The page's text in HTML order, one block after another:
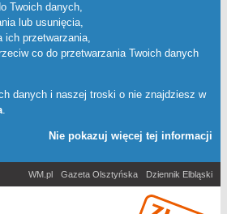
Twoich danych,
lub usunięcia,
ich przetwarzania,
co do przetwarzania Twoich danych
danych i naszej troski o nie znajdziesz w
.
Nie pokazuj więcej tej informacji
Dziennik Elbląski
Gazeta Olsztyńska
WM.pl